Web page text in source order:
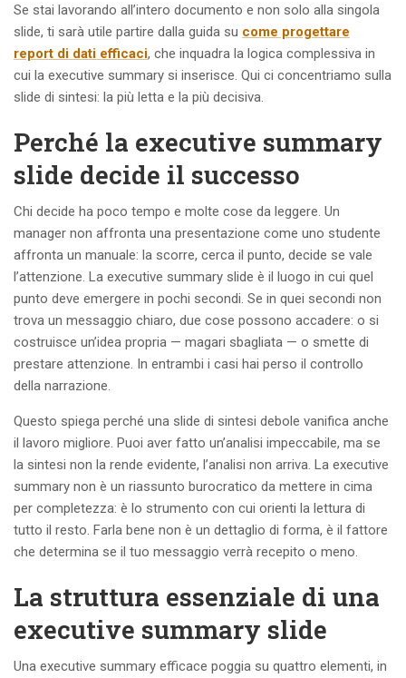
Se stai lavorando all’intero documento e non solo alla singola
slide, ti sarà utile partire dalla guida su come progettare
report di dati efficaci, che inquadra la logica complessiva in
cui la executive summary si inserisce. Qui ci concentriamo sulla
slide di sintesi: la più letta e la più decisiva.
Perché la executive summary
slide decide il successo
Chi decide ha poco tempo e molte cose da leggere. Un
manager non affronta una presentazione come uno studente
affronta un manuale: la scorre, cerca il punto, decide se vale
l’attenzione. La executive summary slide è il luogo in cui quel
punto deve emergere in pochi secondi. Se in quei secondi non
trova un messaggio chiaro, due cose possono accadere: o si
costruisce un’idea propria — magari sbagliata — o smette di
prestare attenzione. In entrambi i casi hai perso il controllo
della narrazione.
Questo spiega perché una slide di sintesi debole vanifica anche
il lavoro migliore. Puoi aver fatto un’analisi impeccabile, ma se
la sintesi non la rende evidente, l’analisi non arriva. La executive
summary non è un riassunto burocratico da mettere in cima
per completezza: è lo strumento con cui orienti la lettura di
tutto il resto. Farla bene non è un dettaglio di forma, è il fattore
che determina se il tuo messaggio verrà recepito o meno.
La struttura essenziale di una
executive summary slide
Una executive summary efficace poggia su quattro elementi, in